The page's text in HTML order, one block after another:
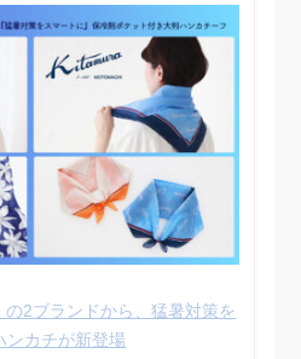
の2ブランドから、猛暑対策を
ンカチが新登場